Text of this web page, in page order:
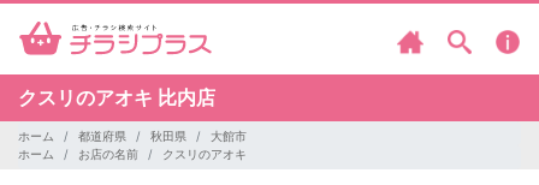
クスリのアオキ 比内店
ホーム 都道府県 秋田県
大館市
ホーム
お店の名前 クスリのアオキ